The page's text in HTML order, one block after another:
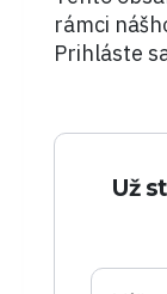
rámci
Prihláste
Už